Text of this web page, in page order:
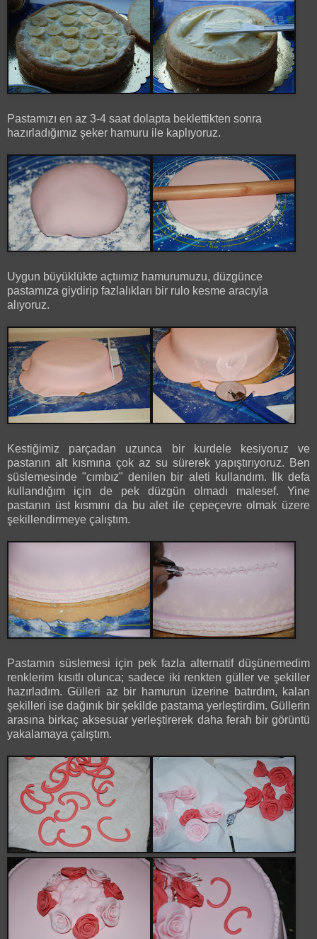
Pastamızı en az 3-4 saat dolapta beklettikten sonra
hazırladığımız şeker hamuru ile kaplıyoruz.
Uygun büyüklükte açtıımız hamurumuzu, düzgünce
pastamıza giydirip fazlalıkları bir rulo kesme aracıyla
alıyoruz.
Kestiğimiz parçadan uzunca bir kurdele kesiyoruz ve
pastanın alt kısmına çok az su sürerek yapıştırıyoruz. Ben
süslemesinde "cımbız" denilen bir aleti kullandım. İlk defa
kullandığım için de pek düzgün olmadı malesef. Yine
pastanın üst kısmını da bu alet ile çepeçevre olmak üzere
şekillendirmeye çalıştım.
Pastamın süslemesi için pek fazla alternatif düşünemedim
renklerim kısıtlı olunca; sadece iki renkten güller ve şekiller
hazırladım. Gülleri az bir hamurun üzerine batırdım, kalan
şekilleri ise dağınık bir şekilde pastama yerleştirdim. Güllerin
arasına birkaç aksesuar yerleştirerek daha ferah bir görüntü
yakalamaya çalıştım.